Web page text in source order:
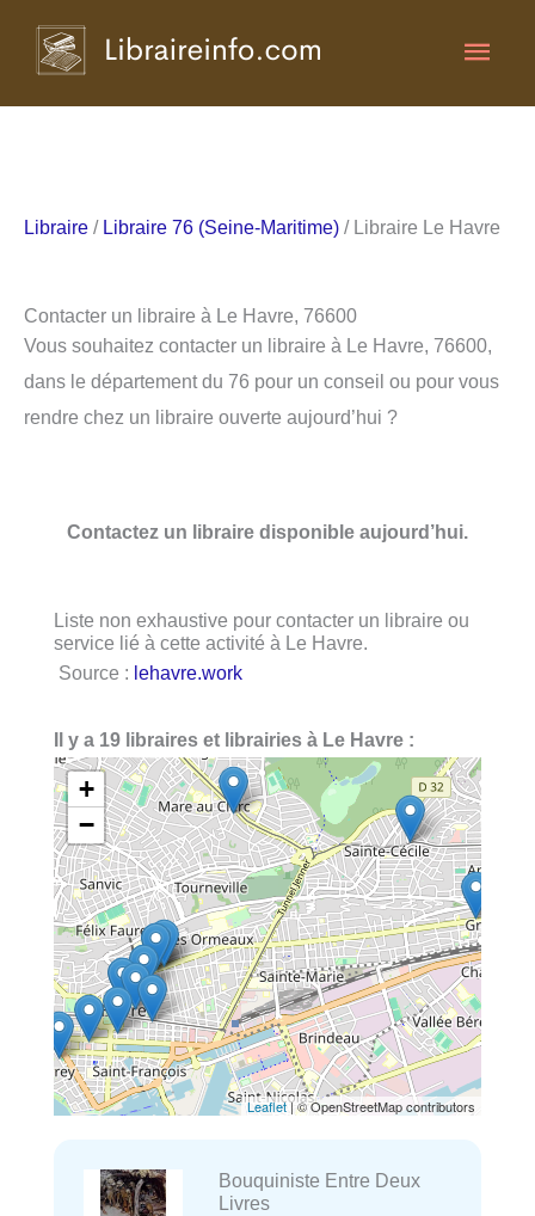
Libraire / Libraire 76 (Seine-Maritime) / Libraire Le Havre
Contacter un libraire à Le Havre, 76600
Vous souhaitez contacter un libraire à Le Havre, 76600,
dans le département du 76 pour un conseil ou pour vous
rendre chez un libraire ouverte aujourd’hui ?
Contactez un libraire disponible aujourd’hui.
Liste non exhaustive pour contacter un libraire ou
service lié à cette activité à Le Havre.
Source : lehavre.work
Il y a 19 libraires et librairies à Le Havre :
+
−
Leaflet| © OpenStreetMap contributors
Bouquiniste Entre Deux
Livres